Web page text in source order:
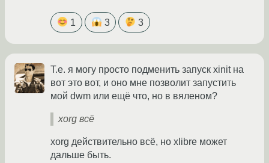
1 3 3
Т.е. я могу просто подменить запуск xinit на
вот это вот, и оно мне позволит запустить
мой dwm или ещё что, но в вяленом?
xorg всё
xorg действительно всё, но xlibre может
дальше быть.